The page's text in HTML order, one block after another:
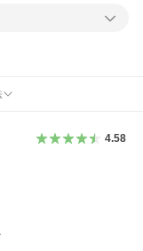
4.58